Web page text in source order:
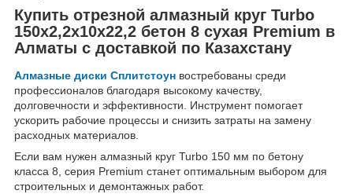
Купить отрезной алмазный круг Turbo
150x2,2x10x22,2 бетон 8 сухая Premium в
Алматы с доставкой по Казахстану
Алмазные диски Сплитстоун востребованы среди
профессионалов благодаря высокому качеству,
долговечности и эффективности. Инструмент помогает
ускорить рабочие процессы и снизить затраты на замену
расходных материалов.
Если вам нужен алмазный круг Turbo 150 мм по бетону
класса 8, серия Premium станет оптимальным выбором для
строительных и демонтажных работ.